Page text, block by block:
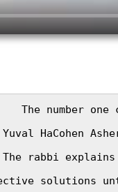
The number
HaCohen
The rabbi explains
solutions